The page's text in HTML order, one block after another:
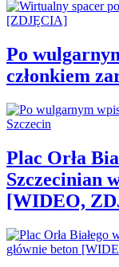
Po
członkiem
Plac Orła
Szczecinian
[WIDEO,